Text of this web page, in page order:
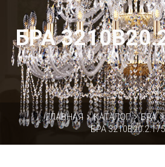
БРА
ГЛАВНАЯ КАТАЛОГ БРА
БРА